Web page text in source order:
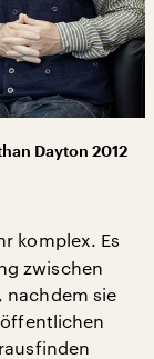
Dayton 2012
komplex. Es
zwischen
nachdem sie